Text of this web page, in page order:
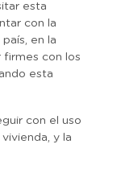
esta
con la
en la
firmes con los
esta
con el uso
y la